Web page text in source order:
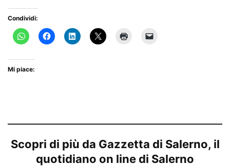
Condividi:
Mi piace:
Scopri di più da Gazzetta di Salerno, il
quotidiano on line di Salerno